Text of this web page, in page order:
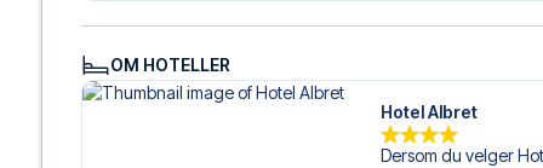
Er du klar for å oppleve Osasuna på Estadio El Sadar
realisere din fotballreisedrøm!
OM HOTELLER
Hotel Albret
Dersom du velger